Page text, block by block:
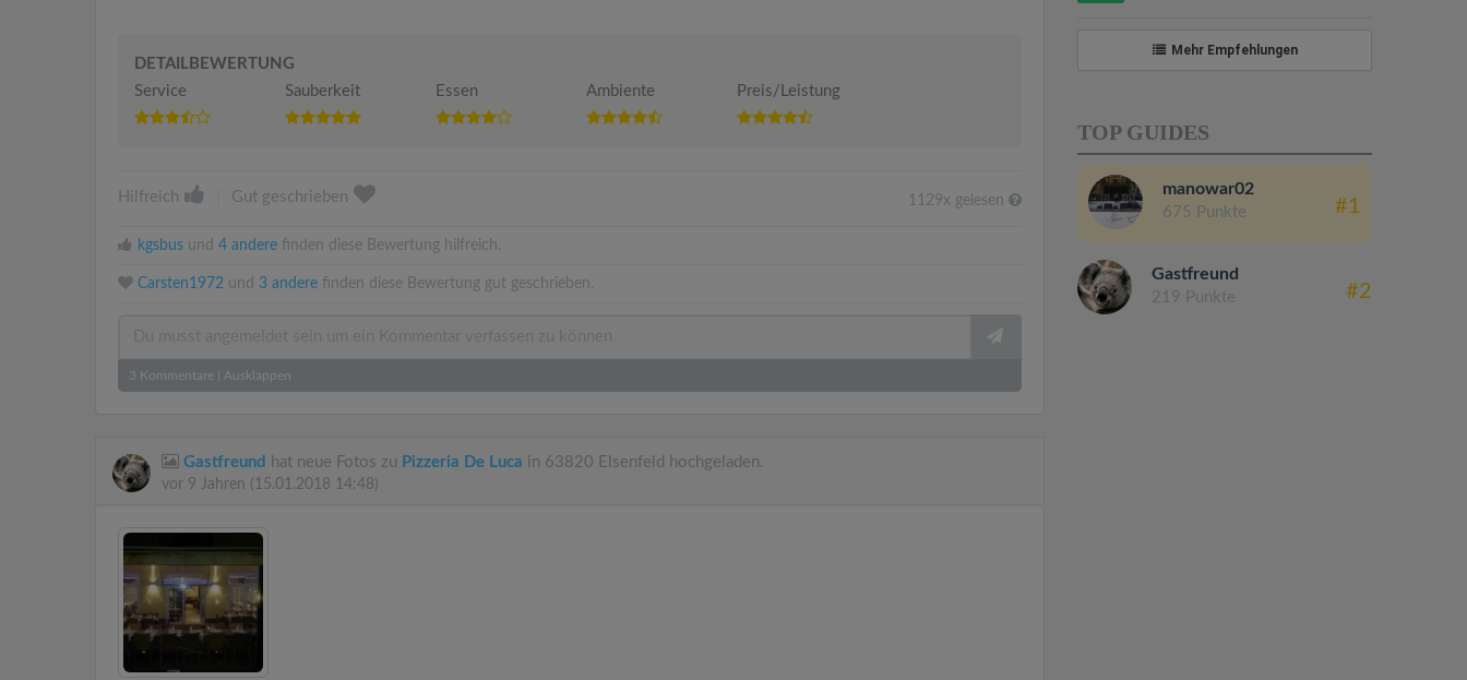
DETAILBEWERTUNG
Service
Sauberkeit Essen Ambiente Preis/Leistung
Hilfreich Gut geschrieben 1129x gelesen
kgsbus und 4 andere finden diese Bewertung hilfreich.
Carsten1972 und 3 andere finden diese Bewertung gut geschrieben.
3 Kommentare Ausklappen
Gastfreund hat neue Fotos zu Pizzeria De Luca in 63820 Elsenfeld hochgeladen.
vor 9 Jahren (15.01.2018 14:48)
Mehr Empfehlungen
TOP GUIDES
manowar02
675 Punkte #1
Gastfreund
219 Punkte #2